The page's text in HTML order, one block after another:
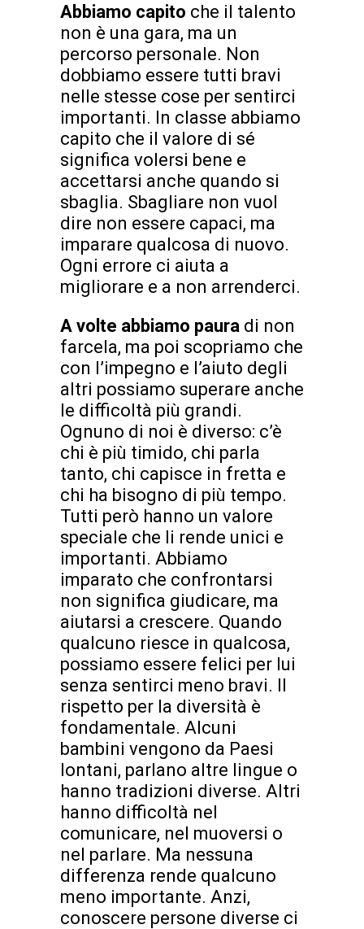
Abbiamo capito che il talento
non è una gara, ma un
percorso personale. Non
dobbiamo essere tutti bravi
nelle stesse cose per sentirci
importanti. In classe abbiamo
capito che il valore di sé
significa volersi bene e
accettarsi anche quando si
sbaglia. Sbagliare non vuol
dire non essere capaci, ma
imparare qualcosa di nuovo.
Ogni errore ci aiuta a
migliorare e a non arrenderci.
A volte abbiamo paura di non
farcela, ma poi scopriamo che
con l’impegno e l’aiuto degli
altri possiamo superare anche
le difficoltà più grandi.
Ognuno di noi è diverso: c’è
chi è più timido, chi parla
tanto, chi capisce in fretta e
chi ha bisogno di più tempo.
Tutti però hanno un valore
speciale che li rende unici e
importanti. Abbiamo
imparato che confrontarsi
non significa giudicare, ma
aiutarsi a crescere. Quando
qualcuno riesce in qualcosa,
possiamo essere felici per lui
senza sentirci meno bravi. Il
rispetto per la diversità è
fondamentale. Alcuni
bambini vengono da Paesi
lontani, parlano altre lingue o
hanno tradizioni diverse. Altri
hanno difficoltà nel
comunicare, nel muoversi o
nel parlare. Ma nessuna
differenza rende qualcuno
meno importante. Anzi,
conoscere persone diverse ci